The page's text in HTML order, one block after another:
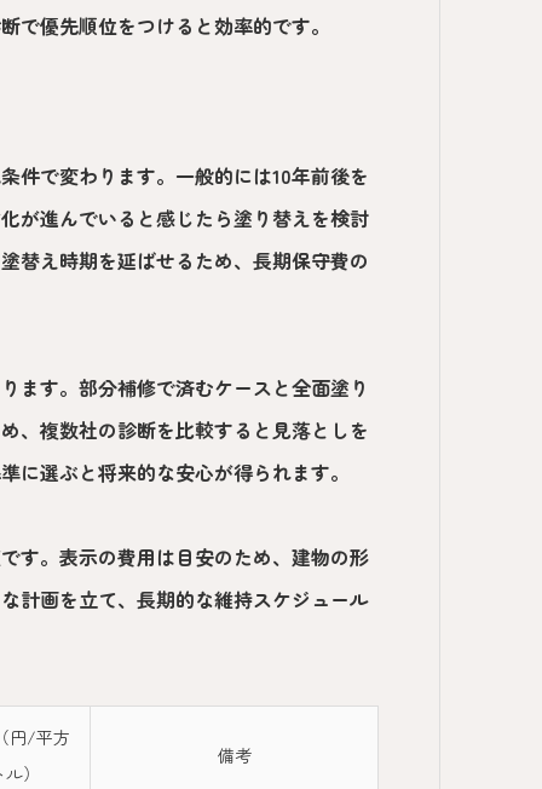
で優先順位をつけると効率的です。
件で変わります。一般的には10年前後を
が進んでいると感じたら塗り替えを検討
替え時期を延ばせるため、長期保守費の
ます。部分補修で済むケースと全面塗り
、複数社の診断を比較すると見落としを
に選ぶと将来的な安心が得られます。
す。表示の費用は目安のため、建物の形
計画を立て、長期的な維持スケジュール
円/平方
）
備考